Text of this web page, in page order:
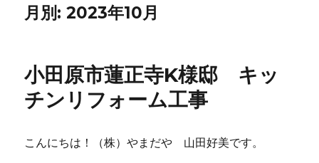
月別: 2023年10月
小田原市蓮正寺K様邸 キッ
チンリフォーム工事
こんにちは！（株）やまだや 山田好美です。